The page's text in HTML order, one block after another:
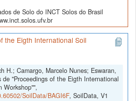
de Solo do INCT Solos do Brasil
the Eigth International Soil
H.; Camargo, Marcelo Nunes; Eswaran,
de "Proceedings of the Eigth International
Workshop"",
SoilData/BAGI6F, SoilData, V1